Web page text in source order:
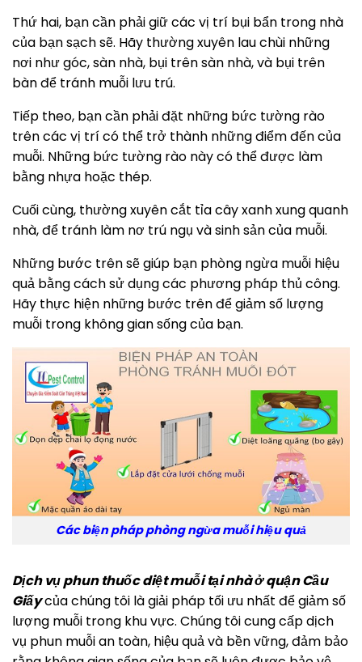
Thứ hai, bạn cần phải giữ các vị trí bụi bẩn trong nhà
của bạn sạch sẽ. Hãy thường xuyên lau chùi những
nơi như góc, sàn nhà, bụi trên sàn nhà, và bụi trên
bàn để tránh muỗi lưu trú.
Tiếp theo, bạn cần phải đặt những bức tường rào
trên các vị trí có thể trở thành những điểm đến của
muỗi. Những bức tường rào này có thể được làm
bằng nhựa hoặc thép.
Cuối cùng, thường xuyên cắt tỉa cây xanh xung quanh
nhà, để tránh làm nơ trú ngụ và sinh sản của muỗi.
Những bước trên sẽ giúp bạn phòng ngừa muỗi hiệu
quả bằng cách sử dụng các phương pháp thủ công.
Hãy thực hiện những bước trên để giảm số lượng
muỗi trong không gian sống của bạn.
Các biện pháp phòng ngừa muỗi hiệu quả
Dịch vụ phun thuốc diệt muỗi tại nhà ở quận Cầu
Giấycủa chúng tôi là giải pháp tối ưu nhất để giảm số
lượng muỗi trong khu vực. Chúng tôi cung cấp dịch
vụ phun muỗi an toàn, hiệu quả và bền vững, đảm bảo